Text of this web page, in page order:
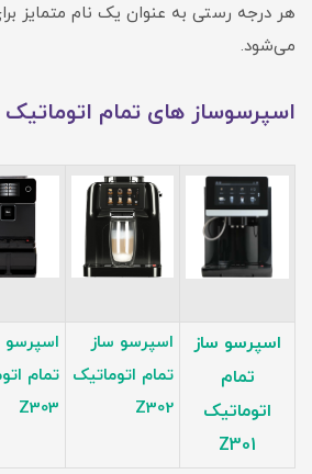
هر درجه رستی به عنوان یک نام متمایز
می‌شود.
اسپرسوساز های تمام
اسپرسو ساز
تمام
اتوماتیک
Z301
اسپرسو ساز
تمام اتوماتیک
Z302
اسپرسو
تمام
Z303